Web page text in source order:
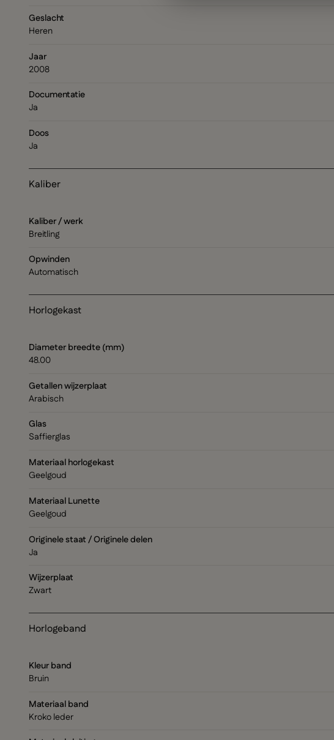
Geslacht
Heren
Jaar
2008
Documentatie
Ja
Doos
Ja
Kaliber
Kaliber / werk
Breitling
Opwinden
Automatisch
Horlogekast
Diameter breedte (mm)
48.00
Getallen wijzerplaat
Arabisch
Glas
Saffierglas
Materiaal horlogekast
Geelgoud
Materiaal Lunette
Geelgoud
Originele staat / Originele delen
Ja
Wijzerplaat
Zwart
Horlogeband
Kleur band
Bruin
Materiaal band
Kroko leder